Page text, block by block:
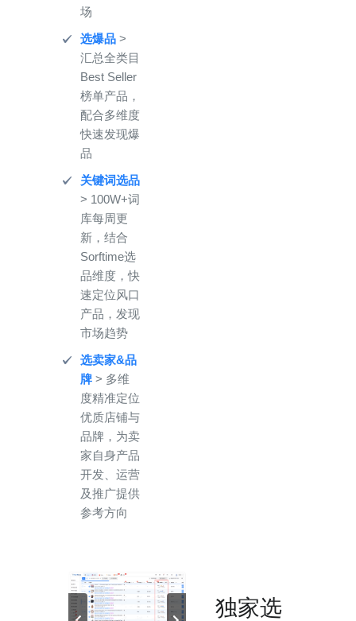
场
选爆品 >
汇总全类目
Best Seller
榜单产品，
配合多维度
快速发现爆
品
关键词选品
> 100W+词
库每周更
新，结合
Sorftime选
品维度，快
速定位风口
产品，发现
市场趋势
选卖家&品
牌 > 多维
度精准定位
优质店铺与
品牌，为卖
家自身产品
开发、运营
及推广提供
参考方向
独家选